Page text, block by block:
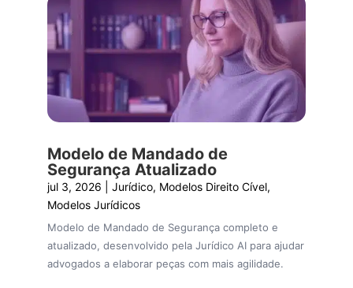
Modelo de Mandado de
Segurança Atualizado
jul 3, 2026 Jurídico, Modelos Direito Cível,
Modelos Jurídicos
Modelo de Mandado de Segurança completo e
atualizado, desenvolvido pela Jurídico AI para ajudar
advogados a elaborar peças com mais agilidade.